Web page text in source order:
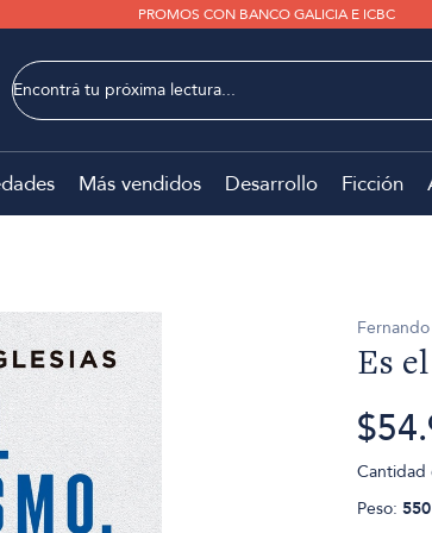
PROMOS CON BANCO GALICIA E ICBC
Más vendidos Desarrollo Ficción
Es
Cantidad
Peso: